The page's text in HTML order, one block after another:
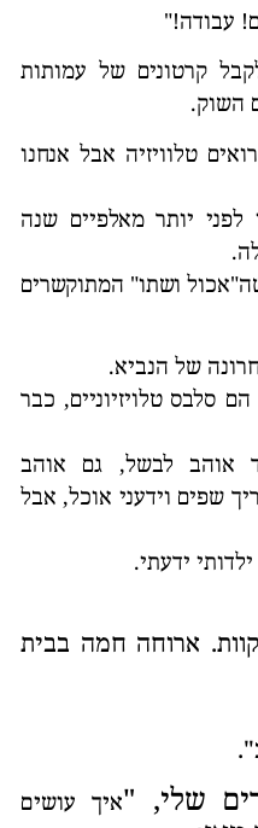
עבודה!"
קרטונים של עמותות
השוק.
טלוויזיה אבל אנחנו
יותר מאלפיים שנה
ושתו" המתוקשרים
של הנביא.
סלבס טלויזיוניים, כבר
אוהב לבשל, גם אוהב
שפים וידעני אוכל, אבל
ארוחה חמה בבית
שלי, "איך עושים